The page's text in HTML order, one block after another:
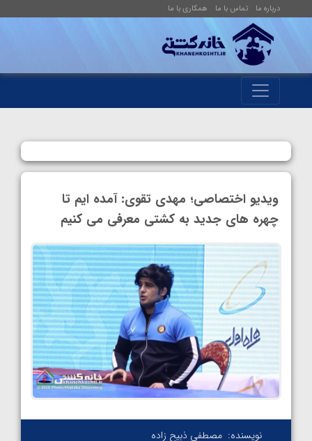
درباره ما تماس با ما همکاری با ما
ویدیو اختصاصی؛ مهدی تقوی: آمده ایم تا
چهره های جدید به کشتی معرفی می کنیم
نویسنده: مصطفی ذبیح زاده